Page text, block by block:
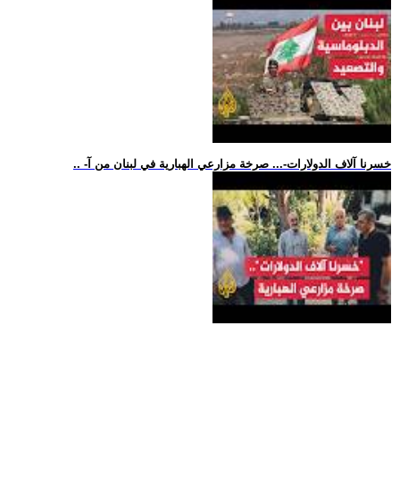
.. -خسرنا آلاف الدولارات-... صرخة مزارعي الهبارية في لبنان من آ